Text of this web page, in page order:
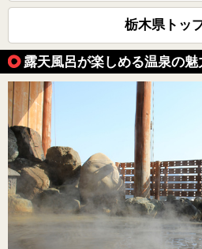
栃木県トッ
露天風呂が楽しめる温泉の魅